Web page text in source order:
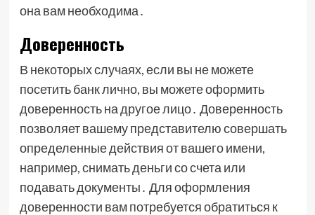
она вам необходима․
Доверенность
В некоторых случаях, если вы не можете
посетить банк лично, вы можете оформить
доверенность на другое лицо․ Доверенность
позволяет вашему представителю совершать
определенные действия от вашего имени,
например, снимать деньги со счета или
подавать документы․ Для оформления
доверенности вам потребуется обратиться к